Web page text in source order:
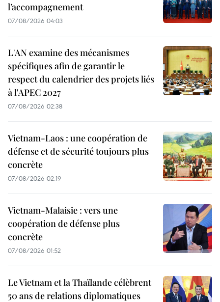
l’accompagnement
07/08/2026 04:03
L'AN examine des mécanismes
spécifiques afin de garantir le
respect du calendrier des projets liés
à l'APEC 2027
07/08/2026 02:38
Vietnam-Laos : une coopération de
défense et de sécurité toujours plus
concrète
07/08/2026 02:19
Vietnam-Malaisie : vers une
coopération de défense plus
concrète
07/08/2026 01:52
Le Vietnam et la Thaïlande célèbrent
50 ans de relations diplomatiques